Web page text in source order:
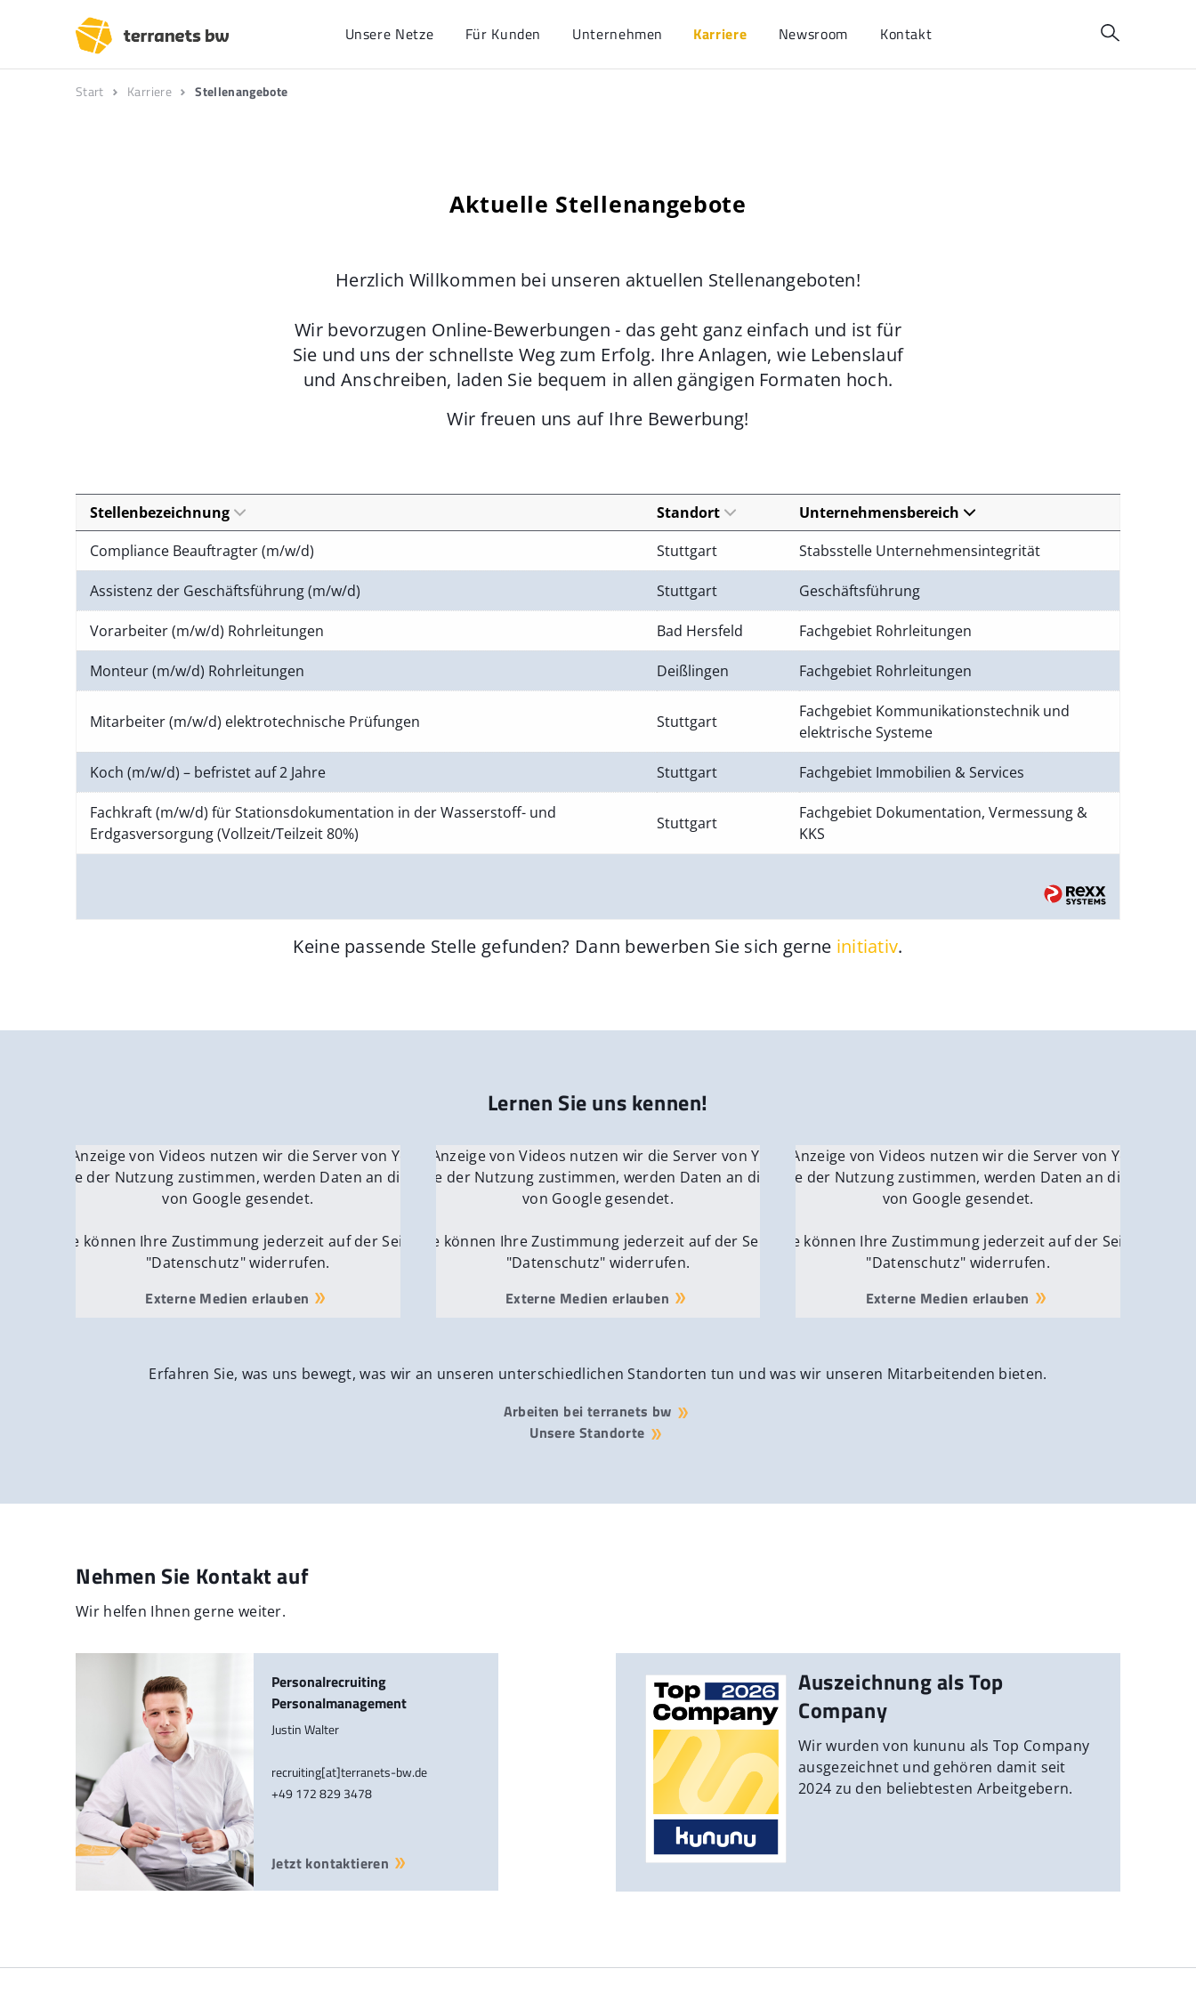
Unsere Netze Für Kunden Unternehmen Karriere Newsroom Kontakt
Start Karriere Stellenangebote
Aktuelle Stellenangebote
Herzlich Willkommen bei unseren aktuellen Stellenangeboten!
Wir bevorzugen Online-Bewerbungen - das geht ganz einfach und ist für
Sie und uns der schnellste Weg zum Erfolg. Ihre Anlagen, wie Lebenslauf
und Anschreiben, laden Sie bequem in allen gängigen Formaten hoch.
Wir freuen uns auf Ihre Bewerbung!
Stellenbezeichnung Standort
Unternehmensbereich
Compliance Beauftragter (m/w/d)
Stuttgart Stabsstelle Unternehmensintegrität
Assistenz der Geschäftsführung (m/w/d) Stuttgart Geschäftsführung
Vorarbeiter (m/w/d) Rohrleitungen Bad Hersfeld Fachgebiet Rohrleitungen
Monteur (m/w/d) Rohrleitungen Deißlingen Fachgebiet Rohrleitungen
Mitarbeiter (m/w/d) elektrotechnische Prüfungen Stuttgart
Fachgebiet Kommunikationstechnik und
elektrische Systeme
Koch (m/w/d) – befristet auf 2 Jahre Stuttgart Fachgebiet Immobilien & Services
Fachkraft (m/w/d) für Stationsdokumentation in der Wasserstoff- und
Erdgasversorgung (Vollzeit/Teilzeit 80%)
Stuttgart
Fachgebiet Dokumentation, Vermessung &
KKS
Keine passende Stelle gefunden? Dann bewerben Sie sich gerne initiativ.
Lernen Sie uns kennen!
Für die Anzeige von Videos nutzen wir die Server von YouTube.
Wenn Sie der Nutzung zustimmen, werden Daten an die Server
von Google gesendet.
Sie können Ihre Zustimmung jederzeit auf der Seite
"Datenschutz" widerrufen.
Externe Medien erlauben
Für die Anzeige von Videos nutzen wir die Server von YouTube.
Wenn Sie der Nutzung zustimmen, werden Daten an die Server
von Google gesendet.
Sie können Ihre Zustimmung jederzeit auf der Seite
"Datenschutz" widerrufen.
Externe Medien erlauben
Für die Anzeige von Videos nutzen wir die Server von YouTube.
Wenn Sie der Nutzung zustimmen, werden Daten an die Server
von Google gesendet.
Sie können Ihre Zustimmung jederzeit auf der Seite
"Datenschutz" widerrufen.
Externe Medien erlauben
Erfahren Sie, was uns bewegt, was wir an unseren unterschiedlichen Standorten tun und was wir unseren Mitarbeitenden bieten.
Arbeiten bei terranets bw
Unsere Standorte
Nehmen Sie Kontakt auf
Wir helfen Ihnen gerne weiter.
Personalrecruiting
Personalmanagement
Justin Walter
recruiting[at]terranets-bw.de
+49 172 829 3478
Jetzt kontaktieren
Auszeichnung als Top
Company
Wir wurden von kununu als Top Company
ausgezeichnet und gehören damit seit
2024 zu den beliebtesten Arbeitgebern.